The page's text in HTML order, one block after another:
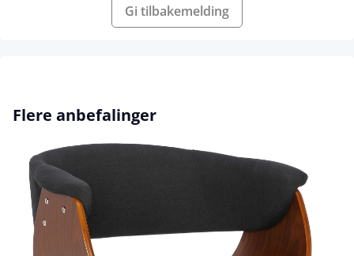
Gi tilbakemelding
Hopp over produktgalleri
Flere anbefalinger